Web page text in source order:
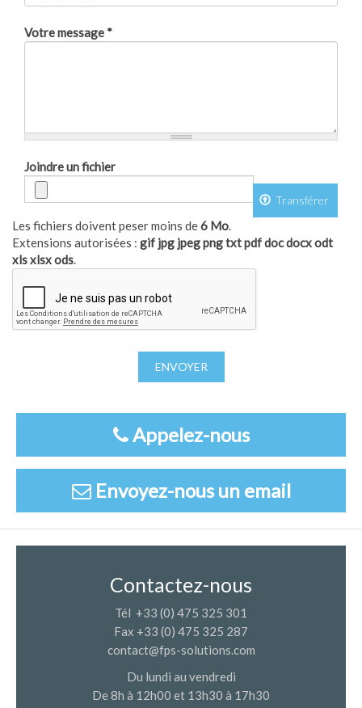
Votre message *
Joindre un fichier
Transférer
Les fichiers doivent peser moins de6 Mo.
Extensions autorisées : gif jpg jpeg png txt pdf doc docx odt
xls xlsx ods.
ENVOYER
Appelez-nous
Envoyez-nous un email
Contactez-nous
Tél +33 (0) 475 325 301
Fax +33 (0) 475 325 287
contact@fps-solutions.com
Du lundi au vendredi
De 8h à 12h00 et 13h30 à 17h30